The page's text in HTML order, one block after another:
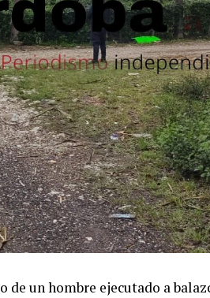
de un hombre ejecutado a